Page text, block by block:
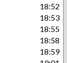
18:52
18:53
18:55
18:58
18:59